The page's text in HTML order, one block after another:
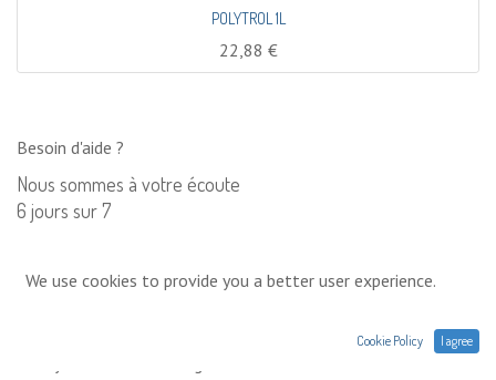
POLYTROL 1L
22,88 €
Besoin d'aide ?
Nous sommes à votre écoute
6 jours sur 7
0033 (0)1 75 86 44 62
We use cookies to provide you a better user experience.
Cookie Policy I agree